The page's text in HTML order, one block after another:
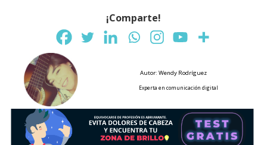
¡Comparte!
Autor: Wendy Rodríguez
Experta en comunicación digital